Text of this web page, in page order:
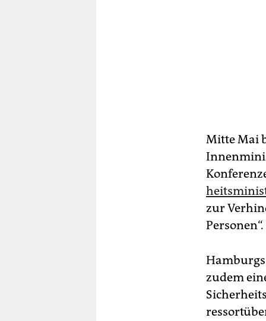
Mitte Mai
zur
Personen“.
zudem